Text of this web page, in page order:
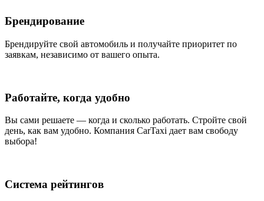
Брендирование
Брендируйте свой автомобиль и получайте приоритет по
заявкам, независимо от вашего опыта.
Работайте, когда удобно
Вы сами решаете — когда и сколько работать. Стройте свой
день, как вам удобно. Компания CarTaxi дает вам свободу
выбора!
Система рейтингов